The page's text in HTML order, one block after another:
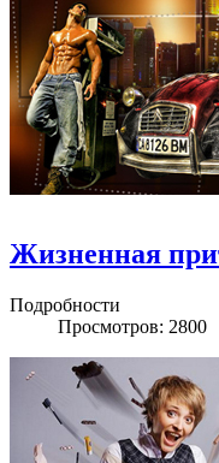
Жизненная
Подробности
Просмотров: 2800